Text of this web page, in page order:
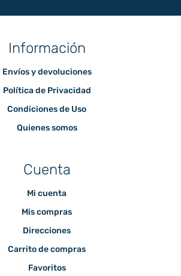
Información
Envíos y devoluciones
Política de Privacidad
Condiciones de Uso
Quienes somos
Cuenta
Mi cuenta
Mis compras
Direcciones
Carrito de compras
Favoritos